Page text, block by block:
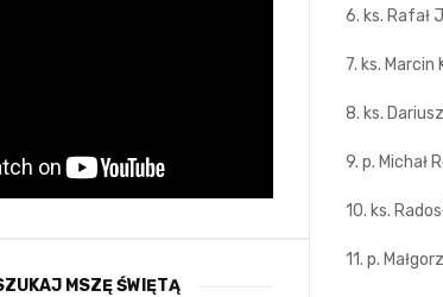
6. ks. Rafał
7. ks.
8. ks.
9. p. Michał
10. ks.
11. p.
MSZĘ ŚWIĘTĄ